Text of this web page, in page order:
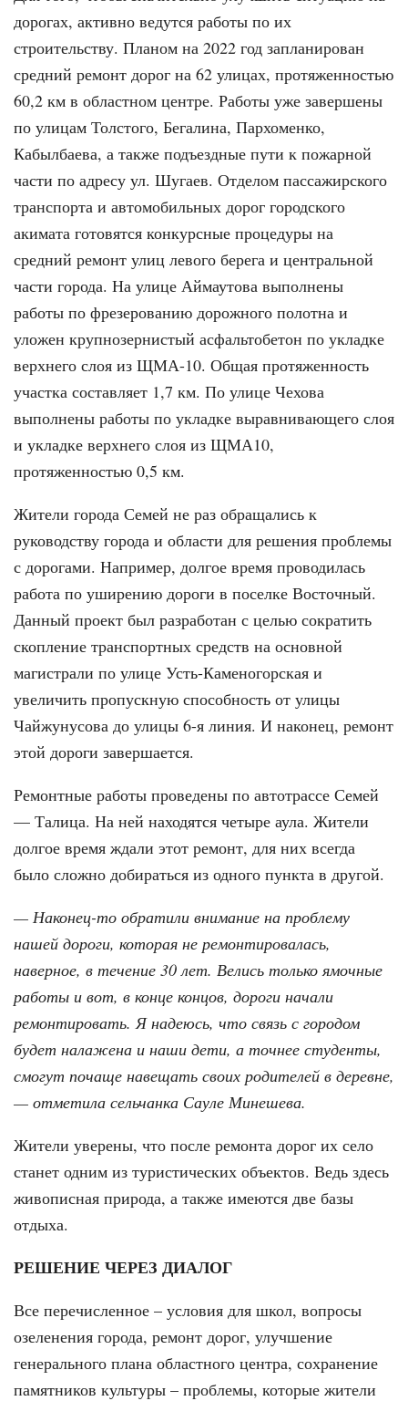
дорогах, активно ведутся работы по их
строительству. Планом на 2022 год запланирован
средний ремонт дорог на 62 улицах, протяженностью
60,2 км в областном центре. Работы уже завершены
по улицам Толстого, Бегалина, Пархоменко,
Кабылбаева, а также подъездные пути к пожарной
части по адресу ул. Шугаев. Отделом пассажирского
транспорта и автомобильных дорог городского
акимата готовятся конкурсные процедуры на
средний ремонт улиц левого берега и центральной
части города. На улице Аймаутова выполнены
работы по фрезерованию дорожного полотна и
уложен крупнозернистый асфальтобетон по укладке
верхнего слоя из ЩМА-10. Общая протяженность
участка составляет 1,7 км. По улице Чехова
выполнены работы по укладке выравнивающего слоя
и укладке верхнего слоя из ЩМА10,
протяженностью 0,5 км.
Жители города Семей не раз обращались к
руководству города и области для решения проблемы
с дорогами. Например, долгое время проводилась
работа по уширению дороги в поселке Восточный.
Данный проект был разработан с целью сократить
скопление транспортных средств на основной
магистрали по улице Усть-Каменогорская и
увеличить пропускную способность от улицы
Чайжунусова до улицы 6-я линия. И наконец, ремонт
этой дороги завершается.
Ремонтные работы проведены по автотрассе Семей
— Талица. На ней находятся четыре аула. Жители
долгое время ждали этот ремонт, для них всегда
было сложно добираться из одного пункта в другой.
— Наконец-то обратили внимание на проблему
нашей дороги, которая не ремонтировалась,
наверное, в течение 30 лет. Велись только ямочные
работы и вот, в конце концов, дороги начали
ремонтировать. Я надеюсь, что связь с городом
будет налажена и наши дети, а точнее студенты,
смогут почаще навещать своих родителей в деревне,
— отметила сельчанка Сауле Минешева.
Жители уверены, что после ремонта дорог их село
станет одним из туристических объектов. Ведь здесь
живописная природа, а также имеются две базы
отдыха.
РЕШЕНИЕ ЧЕРЕЗ ДИАЛОГ
Все перечисленное – условия для школ, вопросы
озеленения города, ремонт дорог, улучшение
генерального плана областного центра, сохранение
памятников культуры – проблемы, которые жители